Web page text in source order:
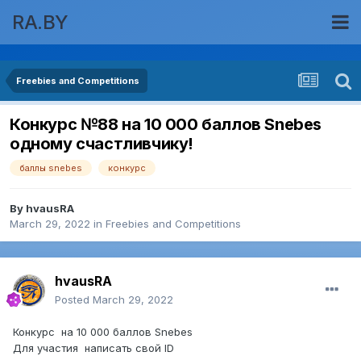
RA.BY
Freebies and Competitions
Конкурс №88 на 10 000 баллов Snebes
одному счастливчику!
баллы snebes конкурс
By hvausRA
March 29, 2022 in Freebies and Competitions
hvausRA
Posted March 29, 2022
Конкурс на 10 000 баллов Snebes
Для участия написать свой ID